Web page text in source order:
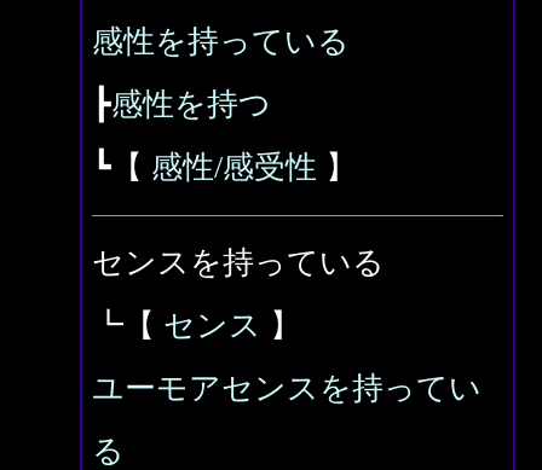
感性を持っている
┣感性を持つ
┗【 感性/感受性 】
センスを持っている
┗【 センス 】
ユーモアセンスを持ってい
る